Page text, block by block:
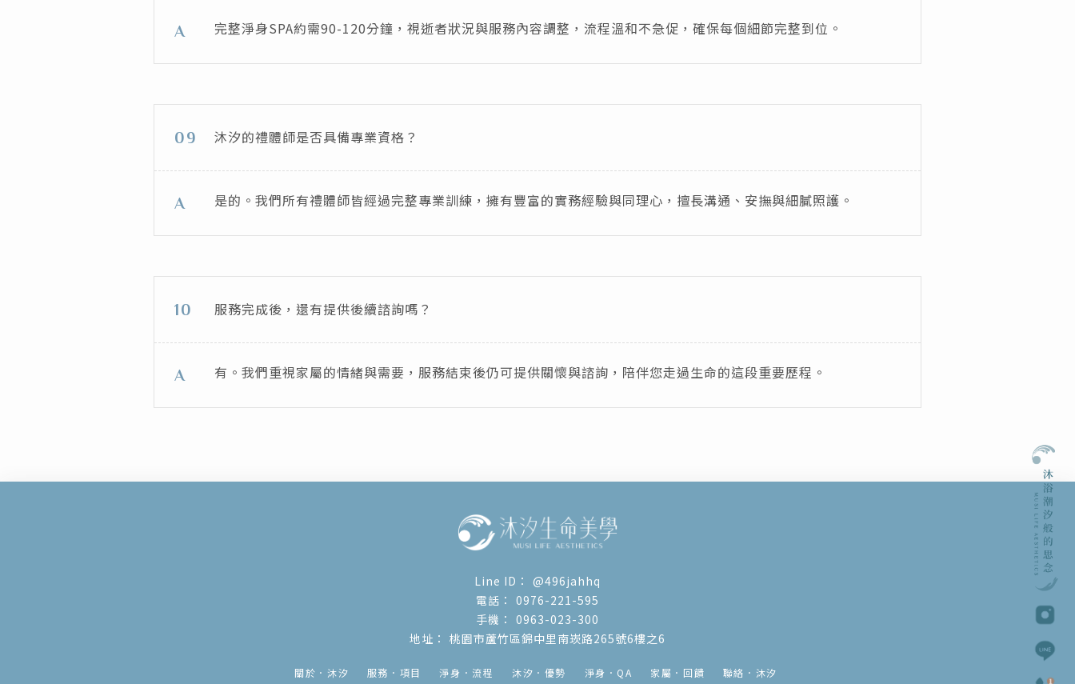
A 完整淨身SPA約需90-120分鐘，視逝者狀況與服務內容調整，流程溫和不急促，確保每個細節完整到位。
09 沐汐的禮體師是否具備專業資格？
A 是的。我們所有禮體師皆經過完整專業訓練，擁有豐富的實務經驗與同理心，擅長溝通、安撫與細膩照護。
10 服務完成後，還有提供後續諮詢嗎？
A 有。我們重視家屬的情緒與需要，服務結束後仍可提供關懷與諮詢，陪伴您走過生命的這段重要歷程。
@496jahhq
0976-221-595
0963-023-300
桃園市蘆竹區錦中里南崁路265號6樓之6
關於．沐汐 服務．項目 淨身．流程 沐汐．優勢 淨身．QA 家屬．回饋 聯絡．沐汐